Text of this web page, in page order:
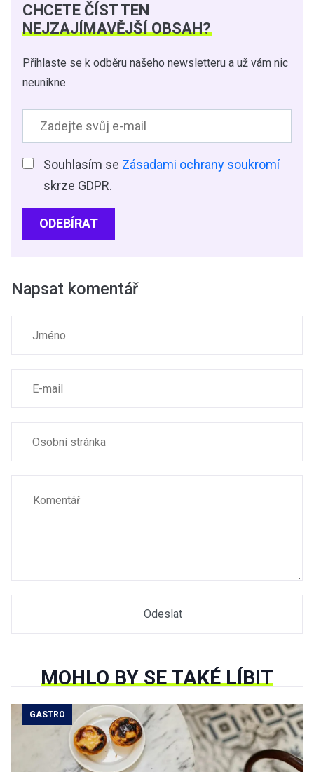
CHCETE ČÍST TEN
NEJZAJÍMAVĚJŠÍ OBSAH?
Přihlaste se k odběru našeho newsletteru a už vám nic
neunikne.
Souhlasím se Zásadami ochrany soukromí
skrze GDPR.
ODEBÍRAT
Napsat komentář
MOHLO BY SE TAKÉ LÍBIT
GASTRO